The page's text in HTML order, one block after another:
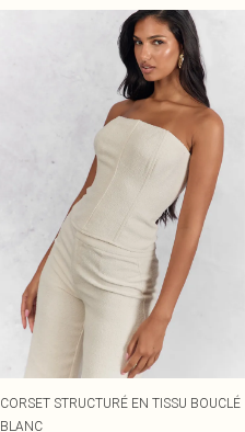
CORSET STRUCTURÉ EN TISSU BOUCLÉ
BLANC